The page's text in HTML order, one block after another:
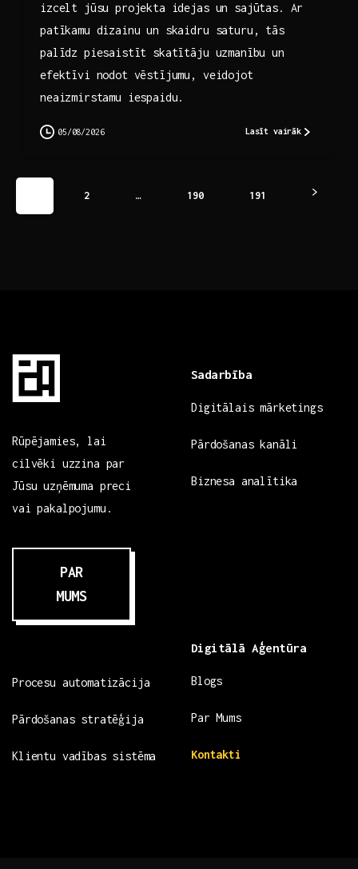
izcelt jūsu projekta idejas un sajūtas. Ar
patīkamu dizainu un skaidru saturu, tās
palīdz piesaistīt skatītāju uzmanību un
efektīvi nodot vēstījumu, veidojot
neaizmirstamu iespaidu.
05/08/2026 Lasīt vairāk
2 … 190 191
Rūpējamies, lai
cilvēki uzzina par
Jūsu uzņēmuma preci
vai pakalpojumu.
PAR
MUMS
Sadarbība
Digitālais mārketings
Pārdošanas kanāli
Biznesa analītika
Procesu automatizācija
Pārdošanas stratēģija
Klientu vadības sistēma
Digitālā Aģentūra
Blogs
Par Mums
Kontakti